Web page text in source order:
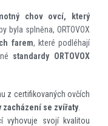
chov ovcí, který
byla splněna, ORTOVOX
farem, které podléhají
standardy ORTOVOX
z certifikovaných ovčích
zacházení se zvířaty.
vyhovuje svojí kvalitou